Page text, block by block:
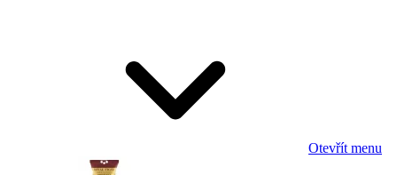
Otevřít menu